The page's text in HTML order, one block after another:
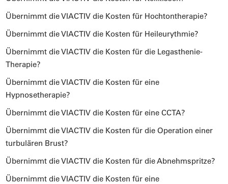
Übernimmt die VIACTIV die Kosten für Hochtontherapie?
Übernimmt die VIACTIV die Kosten für Heileurythmie?
Übernimmt die VIACTIV die Kosten für die Legasthenie-
Therapie?
Übernimmt die VIACTIV die Kosten für eine
Hypnosetherapie?
Übernimmt die VIACTIV die Kosten für eine CCTA?
Übernimmt die VIACTIV die Kosten für die Operation einer
turbulären Brust?
Übernimmt die VIACTIV die Kosten für die Abnehmspritze?
Übernimmt die VIACTIV die Kosten für eine